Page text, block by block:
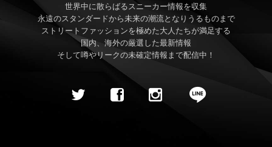
世界中に散らばるスニーカー情報を収集
永遠のスタンダードから未来の潮流となりうるものまで
ストリートファッションを極めた大人たちが満足する
国内、海外の厳選した最新情報
そして噂やリークの未確定情報まで配信中！